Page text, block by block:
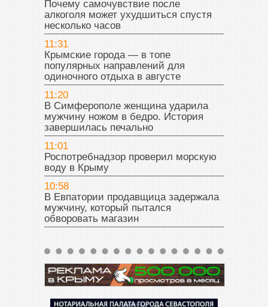
Почему самочувствие после
алкоголя может ухудшиться спустя
несколько часов
11:31
Крымские города — в топе
популярных направлений для
одиночного отдыха в августе
11:20
В Симферополе женщина ударила
мужчину ножом в бедро. История
завершилась печально
11:01
Роспотребнадзор проверил морскую
воду в Крыму
10:58
В Евпатории продавщица задержала
мужчину, который пытался
обворовать магазин